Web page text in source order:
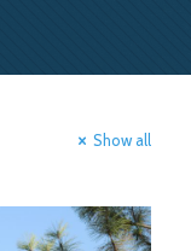
Show all